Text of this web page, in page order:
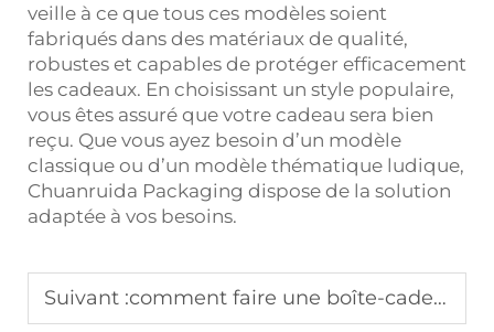
veille à ce que tous ces modèles soient
fabriqués dans des matériaux de qualité,
robustes et capables de protéger efficacement
les cadeaux. En choisissant un style populaire,
vous êtes assuré que votre cadeau sera bien
reçu. Que vous ayez besoin d’un modèle
classique ou d’un modèle thématique ludique,
Chuanruida Packaging dispose de la solution
adaptée à vos besoins.
Suivant :comment faire une boîte-cadeau